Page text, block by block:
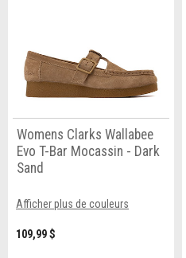
Womens Clarks Wallabee
Evo T-Bar Mocassin - Dark
Sand
Afficher plus de couleurs
109,99 $